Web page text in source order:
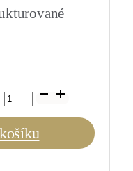
Macon-
Verzé
2021
0,75
l